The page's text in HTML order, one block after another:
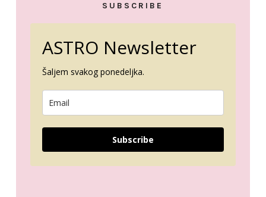
SUBSCRIBE
ASTRO Newsletter
Šaljem svakog ponedeljka.
Subscribe